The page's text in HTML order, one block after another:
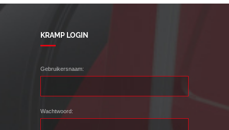
KRAMP LOGIN
Gebruikersnaam:
Wachtwoord: